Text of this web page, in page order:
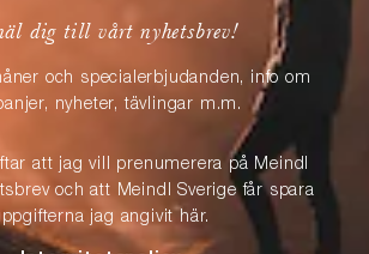
dig till vårt nyhetsbrev!
och specialerbjudanden, info om
nyheter, tävlingar m.m.
att jag vill prenumerera på Meindl
och att Meindl Sverige får spara
jag angivit här.